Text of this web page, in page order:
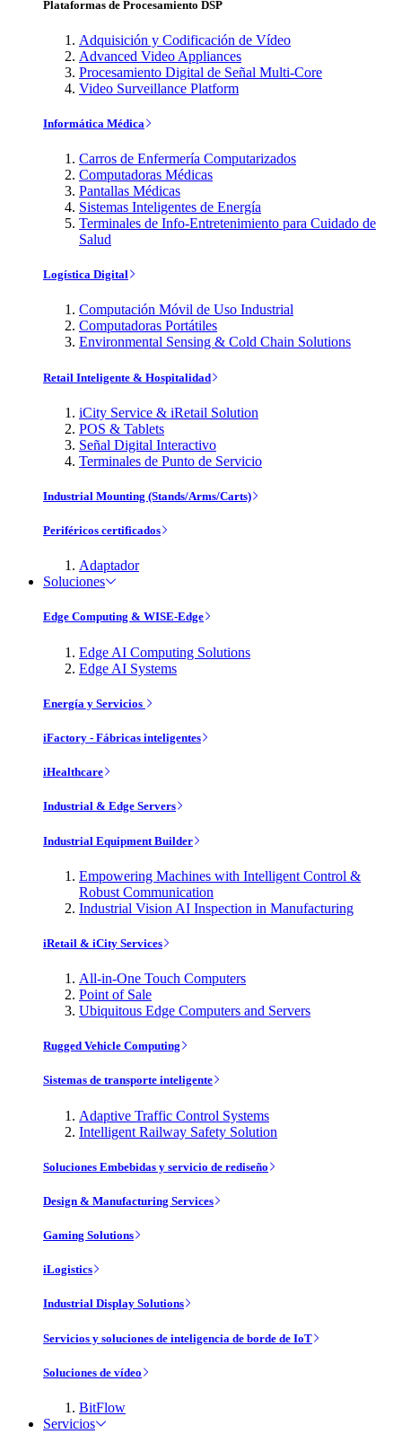
Plataformas de Procesamiento DSP
Adquisición y Codificación de Vídeo
Advanced Video Appliances
Procesamiento Digital de Señal Multi-Core
Video Surveillance Platform
Informática Médica
Carros de Enfermería Computarizados
Computadoras Médicas
Pantallas Médicas
Sistemas Inteligentes de Energía
Terminales de Info-Entretenimiento para Cuidado de
Salud
Logística Digital
Computación Móvil de Uso Industrial
Computadoras Portátiles
Environmental Sensing & Cold Chain Solutions
Retail Inteligente & Hospitalidad
iCity Service & iRetail Solution
POS & Tablets
Señal Digital Interactivo
Terminales de Punto de Servicio
Industrial Mounting (Stands/Arms/Carts)
Periféricos certificados
Adaptador
Soluciones
Edge Computing & WISE-Edge
Edge AI Computing Solutions
Edge AI Systems
Energía y Servicios
iFactory - Fábricas inteligentes
iHealthcare
Industrial & Edge Servers
Industrial Equipment Builder
Empowering Machines with Intelligent Control &
Robust Communication
Industrial Vision AI Inspection in Manufacturing
iRetail & iCity Services
All-in-One Touch Computers
Point of Sale
Ubiquitous Edge Computers and Servers
Rugged Vehicle Computing
Sistemas de transporte inteligente
Adaptive Traffic Control Systems
Intelligent Railway Safety Solution
Soluciones Embebidas y servicio de rediseño
Design & Manufacturing Services
Gaming Solutions
iLogistics
Industrial Display Solutions
Servicios y soluciones de inteligencia de borde de IoT
Soluciones de vídeo
BitFlow
Servicios